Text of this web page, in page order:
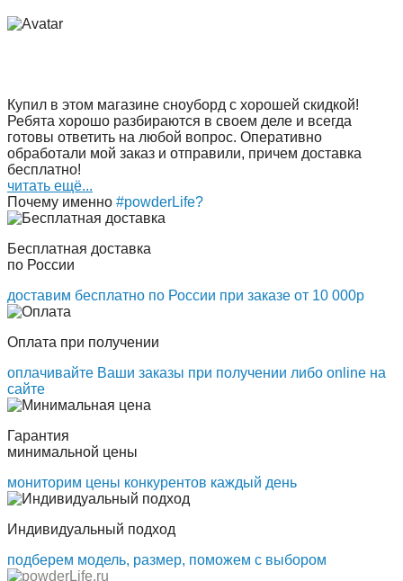
Купил в этом магазине сноуборд с хорошей скидкой!
Ребята хорошо разбираются в своем деле и всегда
готовы ответить на любой вопрос. Оперативно
обработали мой заказ и отправили, причем доставка
бесплатно!
читать ещё...
Почему именно #powderLife?
Бесплатная доставка
по России
доставим бесплатно по России при заказе от 10 000р
Оплата при получении
оплачивайте Ваши заказы при получении либо online на
сайте
Гарантия
минимальной цены
мониторим цены конкурентов каждый день
Индивидуальный подход
подберем модель, размер, поможем с выбором